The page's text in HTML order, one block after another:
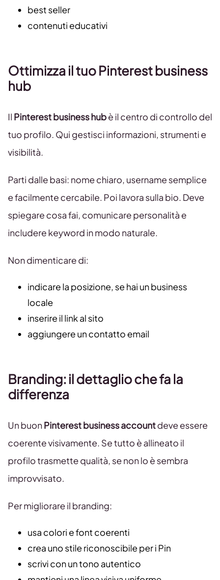
best seller
contenuti educativi
Ottimizza il tuo Pinterest business
hub
Il Pinterest business hubè il centro di controllo del
tuo profilo. Qui gestisci informazioni, strumenti e
visibilità.
Parti dalle basi: nome chiaro, username semplice
e facilmente cercabile. Poi lavora sulla bio. Deve
spiegare cosa fai, comunicare personalità e
includere keyword in modo naturale.
Non dimenticare di:
indicare la posizione, se hai un business
locale
inserire il link al sito
aggiungere un contatto email
Branding: il dettaglio che fa la
differenza
Un buonPinterest business accountdeve essere
coerente visivamente. Se tutto è allineato il
profilo trasmette qualità, se non lo è sembra
improvvisato.
Per migliorare il branding:
usa colori e font coerenti
crea uno stile riconoscibile per i Pin
scrivi con un tono autentico